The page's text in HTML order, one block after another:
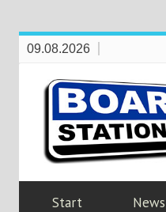
09.08.2026
Start News